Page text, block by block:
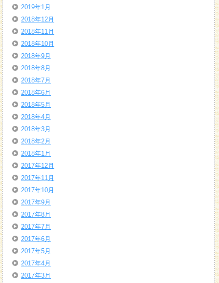
2019年1月
2018年12月
2018年11月
2018年10月
2018年9月
2018年8月
2018年7月
2018年6月
2018年5月
2018年4月
2018年3月
2018年2月
2018年1月
2017年12月
2017年11月
2017年10月
2017年9月
2017年8月
2017年7月
2017年6月
2017年5月
2017年4月
2017年3月